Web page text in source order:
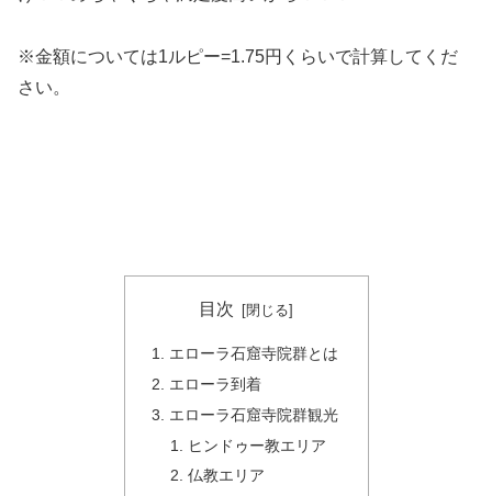
※金額については1ルピー=1.75円くらいで計算してくだ
さい。
目次
エローラ石窟寺院群とは
エローラ到着
エローラ石窟寺院群観光
ヒンドゥー教エリア
仏教エリア